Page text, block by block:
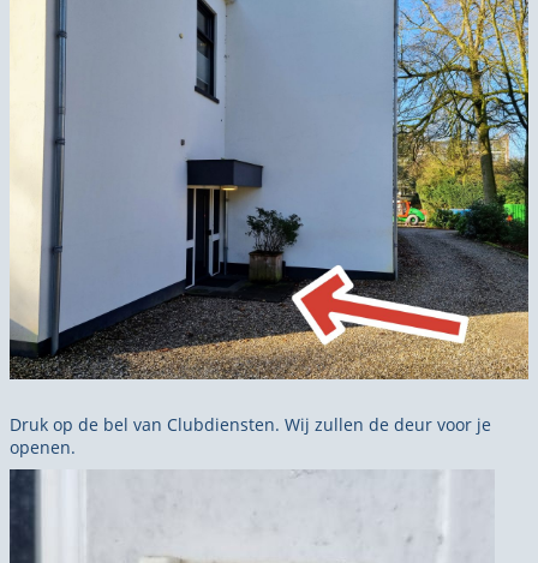
Druk op de bel van Clubdiensten. Wij zullen de deur voor je
openen.